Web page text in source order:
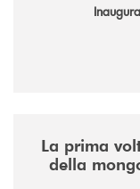
La prima
della